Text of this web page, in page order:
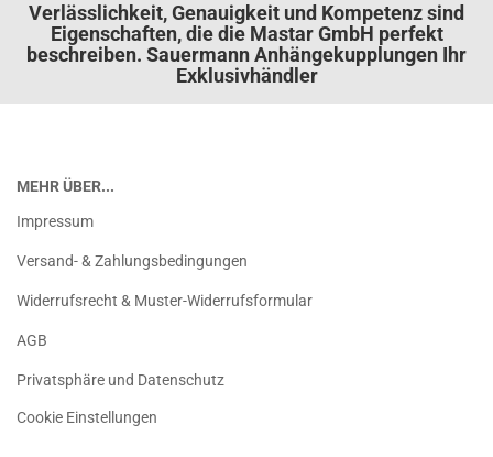
Verlässlichkeit, Genauigkeit und Kompetenz sind
Eigenschaften, die die Mastar GmbH perfekt
beschreiben. Sauermann Anhängekupplungen Ihr
Exklusivhändler
MEHR ÜBER...
Impressum
Versand- & Zahlungsbedingungen
Widerrufsrecht & Muster-Widerrufsformular
AGB
Privatsphäre und Datenschutz
Cookie Einstellungen